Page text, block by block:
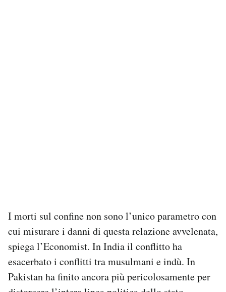
I morti sul confine non sono l’unico parametro con
cui misurare i danni di questa relazione avvelenata,
spiega l’Economist. In India il conflitto ha
esacerbato i conflitti tra musulmani e indù. In
Pakistan ha finito ancora più pericolosamente per